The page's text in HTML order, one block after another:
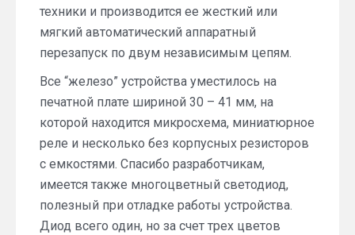
техники и производится ее жесткий или
мягкий автоматический аппаратный
перезапуск по двум независимым цепям.
Все “железо” устройства уместилось на
печатной плате шириной 30 – 41 мм, на
которой находится микросхема, миниатюрное
реле и несколько без корпусных резисторов
с емкостями. Спасибо разработчикам,
имеется также многоцветный светодиод,
полезный при отладке работы устройства.
Диод всего один, но за счет трех цветов